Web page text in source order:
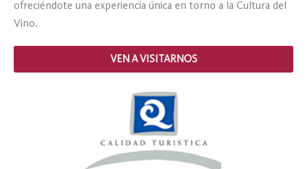
ofreciéndote una experiencia única en torno a la Cultura del
Vino.
VEN A VISITARNOS